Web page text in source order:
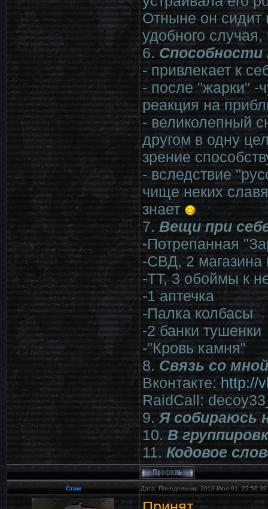
Отныне он сидит
удобного
6.Способности
- привлекает к
- после "жарки" -
реакция на
- великолепный
другом в одну
зрение
- вследствие
чище неких
знает
7.Вещи при
-Потрепанная
-СВД, 2 магазина
-ТТ, 3 обоймы к
-1 аптечка
-Палка колбасы
-2 банки тушенки
-"Кровь камня"
8.Связь со
Вконтакте:http://
RaidCall:
9.Я собираюсь
10.В
11.Кодовое
Стим Дата: Понедельник, 2013-Июл-01,